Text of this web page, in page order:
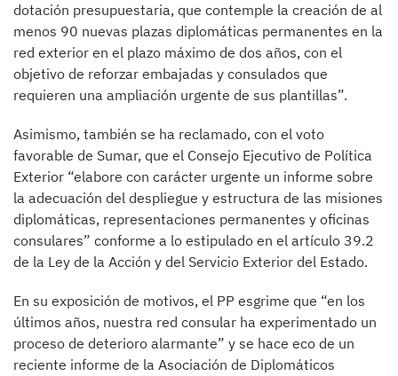
dotación presupuestaria, que contemple la creación de al
menos 90 nuevas plazas diplomáticas permanentes en la
red exterior en el plazo máximo de dos años, con el
objetivo de reforzar embajadas y consulados que
requieren una ampliación urgente de sus plantillas”.
Asimismo, también se ha reclamado, con el voto
favorable de Sumar, que el Consejo Ejecutivo de Política
Exterior “elabore con carácter urgente un informe sobre
la adecuación del despliegue y estructura de las misiones
diplomáticas, representaciones permanentes y oficinas
consulares” conforme a lo estipulado en el artículo 39.2
de la Ley de la Acción y del Servicio Exterior del Estado.
En su exposición de motivos, el PP esgrime que “en los
últimos años, nuestra red consular ha experimentado un
proceso de deterioro alarmante” y se hace eco de un
reciente informe de la Asociación de Diplomáticos